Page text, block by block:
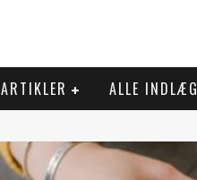
ARTIKLER ALLE INDLÆG